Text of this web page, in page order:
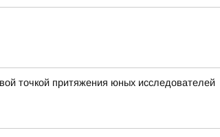
точкой притяжения юных исследователей